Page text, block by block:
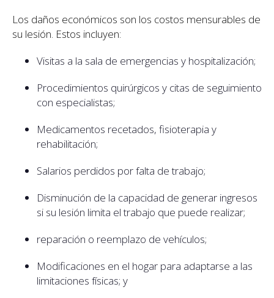
Los daños económicos son los costos mensurables de
su lesión. Estos incluyen:
Visitas a la sala de emergencias y hospitalización;
Procedimientos quirúrgicos y citas de seguimiento
con especialistas;
Medicamentos recetados, fisioterapia y
rehabilitación;
Salarios perdidos por falta de trabajo;
Disminución de la capacidad de generar ingresos
si su lesión limita el trabajo que puede realizar;
reparación o reemplazo de vehículos;
Modificaciones en el hogar para adaptarse a las
limitaciones físicas; y